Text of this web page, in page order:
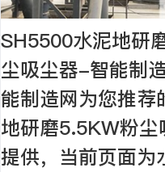
SH5500水泥地研
尘吸尘器-智能制
能制造网为您推荐
地研磨5.5KW粉尘
提供，当前页面为